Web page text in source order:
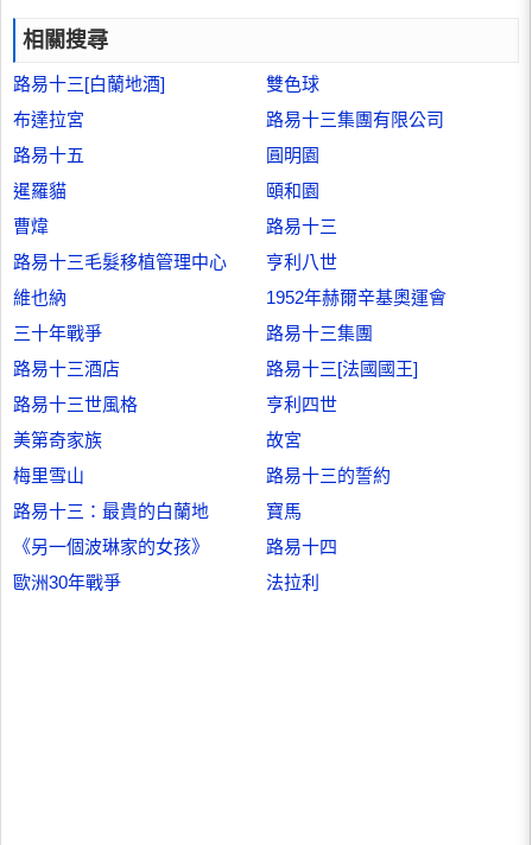
相關搜尋
路易十三[白蘭地酒]
雙色球
布達拉宮
路易十三集團有限公司
路易十五
圓明園
暹羅貓
頤和園
曹煒
路易十三
路易十三毛髮移植管理中心
亨利八世
維也納
1952年赫爾辛基奧運會
三十年戰爭
路易十三集團
路易十三酒店
路易十三[法國國王]
路易十三世風格
亨利四世
美第奇家族
故宮
梅里雪山
路易十三的誓約
路易十三：最貴的白蘭地
寶馬
《另一個波琳家的女孩》
路易十四
歐洲30年戰爭
法拉利